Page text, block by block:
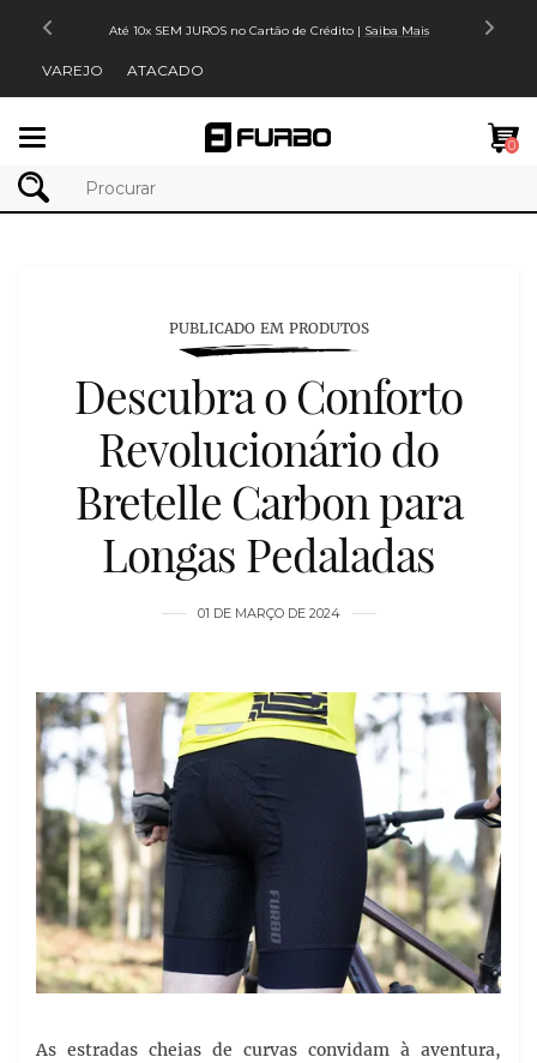
Até 10x SEM JUROS no Cartão de Crédito | Saiba Mais
VAREJO ATACADO
0
PUBLICADO EM PRODUTOS
Descubra o Conforto
Revolucionário do
Bretelle Carbon para
Longas Pedaladas
01 DE MARÇO DE 2024
As estradas cheias de curvas convidam à aventura,